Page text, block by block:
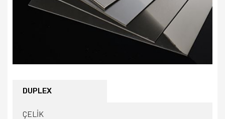
DUPLEX
ÇELİK